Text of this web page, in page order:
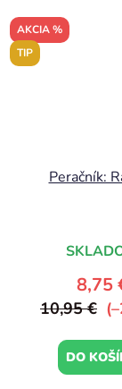
AKCIA %
TIP
Peračník:
8,75
10,95 €
DO